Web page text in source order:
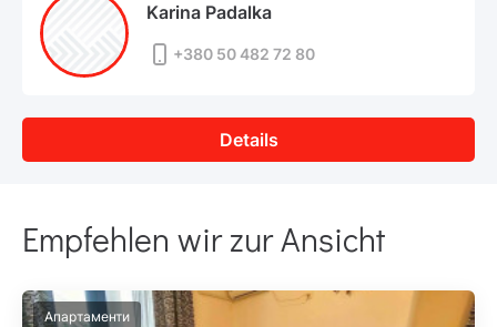
Karina Padalka
+380 50 482 72 80
Details
Empfehlen wir zur Ansicht
Апартаменти